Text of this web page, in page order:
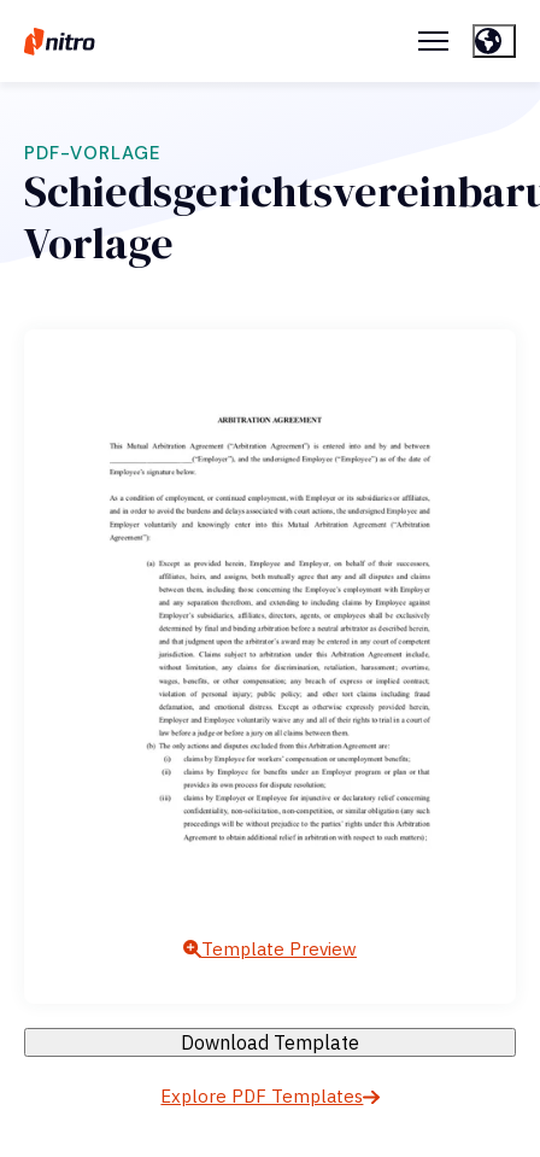
PDF-VORLAGE
Vorlage
Template Preview
Download Template
Explore PDF Templates